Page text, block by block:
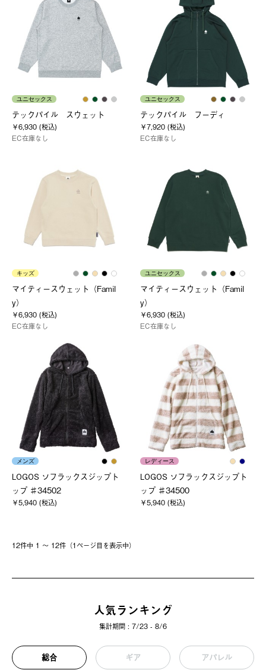
ユニセックス
テックパイル スウェット
￥6,930 (税込)
EC在庫なし
ユニセックス
テックパイル フーディ
￥7,920 (税込)
EC在庫なし
キッズ
マイティースウェット（Famil
y）
￥6,930 (税込)
EC在庫なし
ユニセックス
マイティースウェット（Famil
y）
￥6,930 (税込)
EC在庫なし
メンズ
LOGOS ソフラックスジップト
ップ ♯34502
￥5,940 (税込)
レディース
LOGOS ソフラックスジップト
ップ ♯34500
￥5,940 (税込)
12件中 1 〜 12件（1ページ⽬を表⽰中）
人気ランキング
集計期間 : 7/23 - 8/6
総合 ギア アパレル